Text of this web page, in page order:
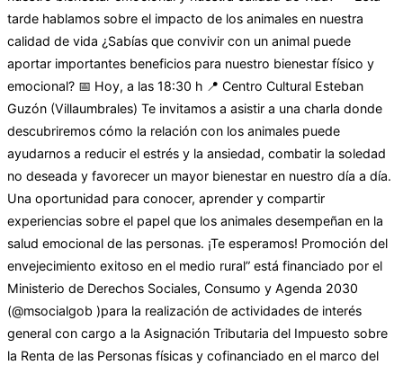
tarde hablamos sobre el impacto de los animales en nuestra
calidad de vida ¿Sabías que convivir con un animal puede
aportar importantes beneficios para nuestro bienestar físico y
emocional? 📅 Hoy, a las 18:30 h 📍 Centro Cultural Esteban
Guzón (Villaumbrales) Te invitamos a asistir a una charla donde
descubriremos cómo la relación con los animales puede
ayudarnos a reducir el estrés y la ansiedad, combatir la soledad
no deseada y favorecer un mayor bienestar en nuestro día a día.
Una oportunidad para conocer, aprender y compartir
experiencias sobre el papel que los animales desempeñan en la
salud emocional de las personas. ¡Te esperamos! Promoción del
envejecimiento exitoso en el medio rural” está financiado por el
Ministerio de Derechos Sociales, Consumo y Agenda 2030
(@msocialgob )para la realización de actividades de interés
general con cargo a la Asignación Tributaria del Impuesto sobre
la Renta de las Personas físicas y cofinanciado en el marco del